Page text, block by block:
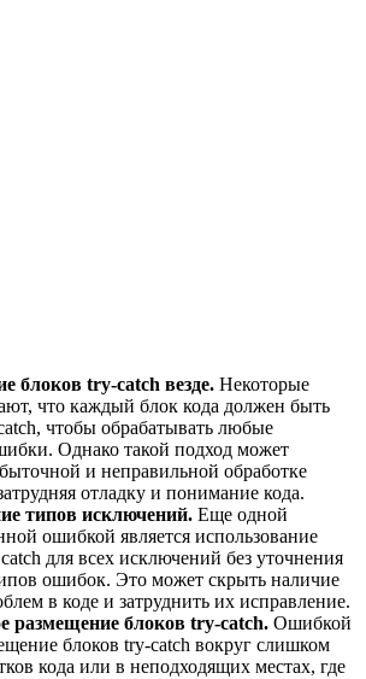
блоков try-catch везде. Некоторые
что каждый блок кода должен быть
чтобы обрабатывать любые
Однако такой подход может
и неправильной обработке
отладку и понимание кода.
типов исключений. Еще одной
ошибкой является использование
для всех исключений без уточнения
ошибок. Это может скрыть наличие
в коде и затруднить их исправление.
размещение блоков try-catch. Ошибкой
блоков try-catch вокруг слишком
кода или в неподходящих местах, где